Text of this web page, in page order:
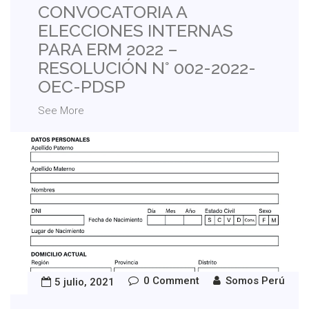
CONVOCATORIA A
ELECCIONES INTERNAS
PARA ERM 2022 –
RESOLUCIÓN N° 002-2022-
OEC-PDSP
See More
5 julio, 2021 0 Comment Somos Perú